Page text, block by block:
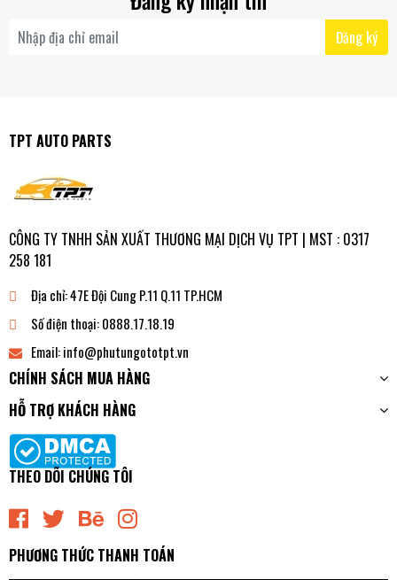
Đăng ký
TPT AUTO PARTS
CÔNG TY TNHH SẢN XUẤT THƯƠNG MẠI DỊCH VỤ TPT | MST : 0317
258 181
Địa chỉ:47E Đội Cung P.11 Q.11 TP.HCM
Số điện thoại:0888.17.18.19
Email:info@phutungototpt.vn
CHÍNH SÁCH MUA HÀNG
HỖ TRỢ KHÁCH HÀNG
THEO DÕI CHÚNG TÔI
PHƯƠNG THỨC THANH TOÁN